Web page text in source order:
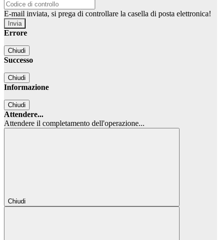
E-mail inviata, si prega di controllare la casella di posta elettronica!
Errore
Chiudi
Successo
Chiudi
Informazione
Chiudi
Attendere...
Attendere il completamento dell'operazione...
Chiudi